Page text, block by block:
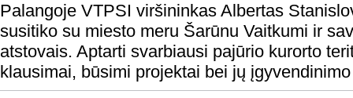
Palangoje VTPSI viršininkas Albertas
susitiko su miesto meru Šarūnu Vaitkumi ir
atstovais. Aptarti svarbiausi pajūrio kurorto
klausimai, būsimi projektai bei jų